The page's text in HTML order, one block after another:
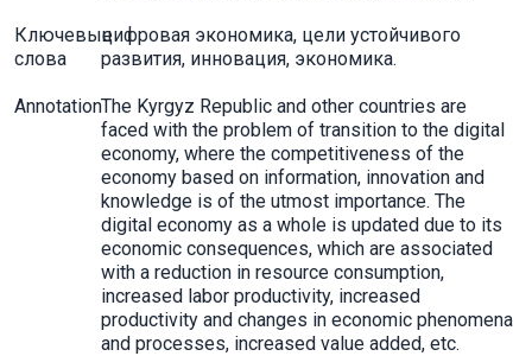
Ключевые
слова
цифровая экономика, цели устойчивого
развития, инновация, экономика.
AnnotationThe Kyrgyz Republic and other countries are
faced with the problem of transition to the digital
economy, where the competitiveness of the
economy based on information, innovation and
knowledge is of the utmost importance. The
digital economy as a whole is updated due to its
economic consequences, which are associated
with a reduction in resource consumption,
increased labor productivity, increased
productivity and changes in economic phenomena
and processes, increased value added, etc.